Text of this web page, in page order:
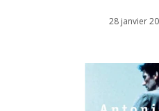
28 janvier